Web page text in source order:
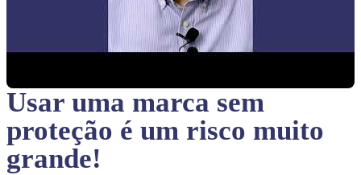
Usar uma marca sem
proteção é um risco muito
grande!